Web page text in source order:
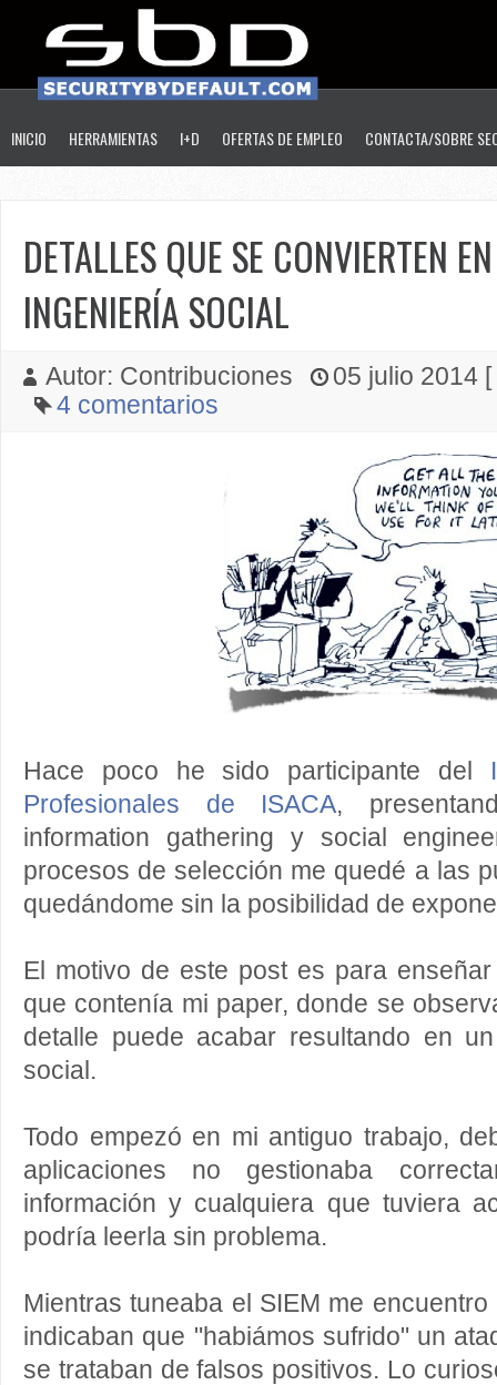
INICIO HERRAMIENTAS I+D OFERTAS DE EMPLEO CONTACTA/SOBRE
DETALLES QUE SE CONVIERTEN
INGENIERÍA SOCIAL
Autor: Contribuciones
05 julio 2014
4 comentarios
Hace poco he sido participante del
Profesionales de ISACA,
information gathering y social
procesos de selección me quedé a las
quedándome sin la posibilidad de
El motivo de este post es para
que contenía mi paper, donde se
detalle puede acabar resultando en
social.
Todo empezó en mi antiguo trabajo,
aplicaciones no gestionaba
información y cualquiera que tuviera
podría leerla sin problema.
Mientras tuneaba el SIEM me
indicaban que "habiámos sufrido" un
se trataban de falsos positivos. Lo